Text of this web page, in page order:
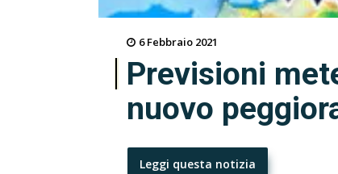
6 Febbraio 2021
Previsioni
nuovo
Leggi questa notizia